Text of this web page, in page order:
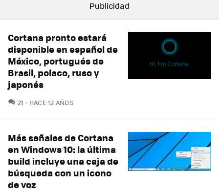
Cortana pronto estará
disponible en español de
México, portugués de
Brasil, polaco, ruso y
japonés
21 COMENTARIOS
HACE 12 AÑOS
Más señales de Cortana
en Windows 10: la última
build incluye una caja de
búsqueda con un icono
de voz